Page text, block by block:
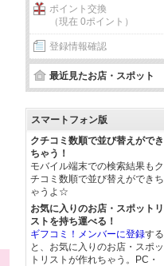
ポイント交換
（現在 0ポイント）
登録情報確認
最近見たお店・スポット
スマートフォン版
クチコミ数順で並び替えができ
ちゃう！
モバイル端末での検索結果もク
チコミ数順で並び替えができち
ゃうよ☆
お気に入りのお店・スポットリ
ストを持ち運べる！
ギフコミ！メンバーに登録する
と、お気に入りのお店・スポッ
トリストが作れちゃう。PC・